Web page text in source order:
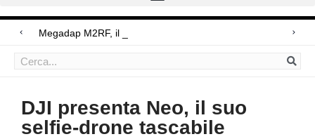
Megadap M2RF, il primo adattatore autof
Arri Rental, evoluzioni in arrivo
DJI presenta Neo, il suo
selfie-drone tascabile